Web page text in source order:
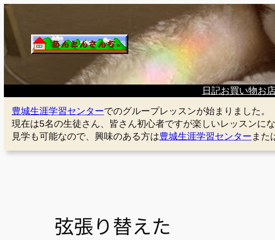
内
容
ス
キ
ッ
プ
日記お買い物お
豊城生涯学習センターでのグループレッスンが始まりました。
現在は5名の生徒さん、皆さん初心者ですが楽しいレッスンにな
見学も可能なので、興味のある方は豊城生涯学習センター また
弦張り替えた